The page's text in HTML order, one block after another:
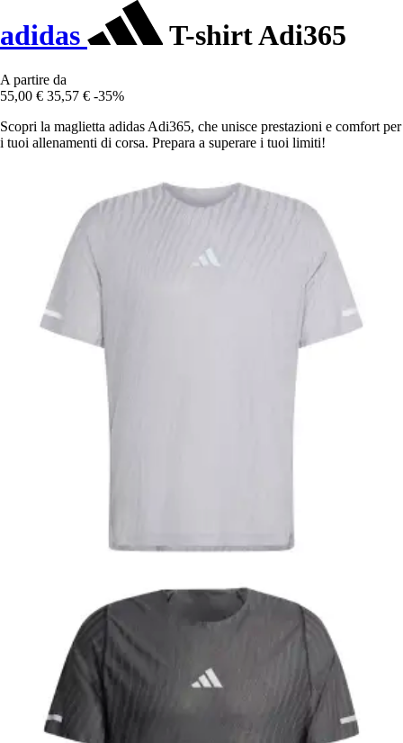
adidas T-shirt Adi365
A partire da
55,00 € 35,57 € -35%
Scopri la maglietta adidas Adi365, che unisce prestazioni e comfort per
i tuoi allenamenti di corsa. Prepara a superare i tuoi limiti!